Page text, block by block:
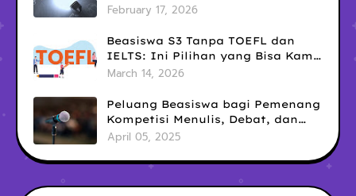
Menunjang Karier Akademik
February 17, 2026
Beasiswa S3 Tanpa TOEFL dan
IELTS: Ini Pilihan yang Bisa Kamu
Coba Sekarang!
March 14, 2026
Peluang Beasiswa bagi Pemenang
Kompetisi Menulis, Debat, dan
Public Speaking: Kesempatan
April 05, 2025